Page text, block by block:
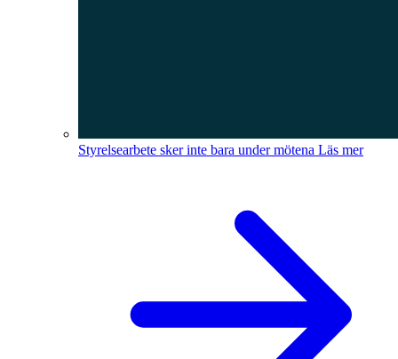
Styrelsearbete sker inte bara under mötena Läs mer